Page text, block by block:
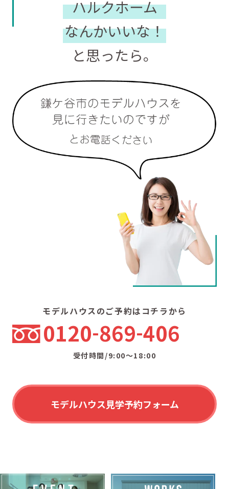
ハルクホーム
なんかいいな！
と思ったら。
モデルハウスのご予約はコチラから
0120 869 406
受付時間/9:00〜18:00
モデルハウス見学予約フォーム